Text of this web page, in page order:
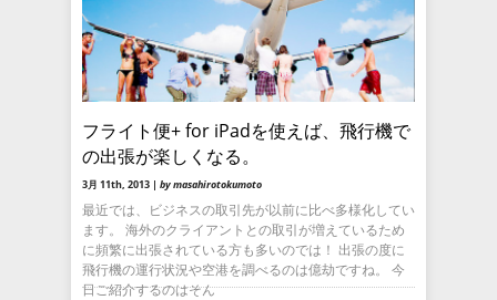
フライト便+ for iPadを使えば、飛行機で
の出張が楽しくなる。
3月 11th, 2013 | by masahirotokumoto
最近では、ビジネスの取引先が以前に比べ多様化してい
ます。 海外のクライアントとの取引が増えているため
に頻繁に出張されている方も多いのでは！ 出張の度に
飛行機の運行状況や空港を調べるのは億劫ですね。 今
日ご紹介するのはそん